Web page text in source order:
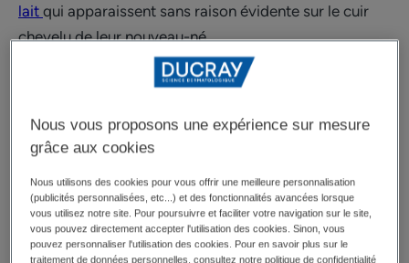
lait qui apparaissent sans raison évidente sur le cuir
chevelu de leur nouveau-né.
Les causes des croûtes de laitne sont pas
précisément connues ; cependant, à ce jour, il existe
plusieurs pistes sur les facteurs influençant leur
production de sébum par la peau qui provoquerait la
prolifération d’une levure naturellement présente en
surface (les levures du genre Malassezia). Cette levure
Nous vous proposons une expérience sur mesure
grâce aux cookies
Nous utilisons des cookies pour vous offrir une meilleure personnalisation
(publicités personnalisées, etc...) et des fonctionnalités avancées lorsque
vous utilisez notre site. Pour poursuivre et faciliter votre navigation sur le site,
vous pouvez directement accepter l'utilisation des cookies. Sinon, vous
pouvez personnaliser l'utilisation des cookies. Pour en savoir plus sur le
traitement de données personnelles, consultez notre politique de confidentialité